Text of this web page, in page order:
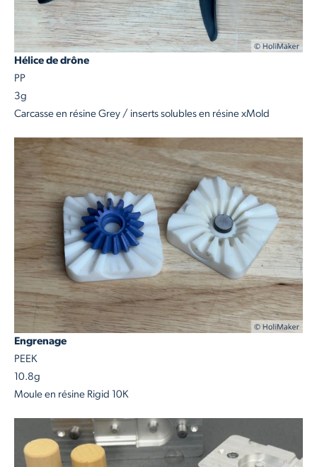
Hélice de drône
PP
3g
Carcasse en résine Grey / inserts solubles en résine xMold
Engrenage
PEEK
10.8g
Moule en résine Rigid 10K